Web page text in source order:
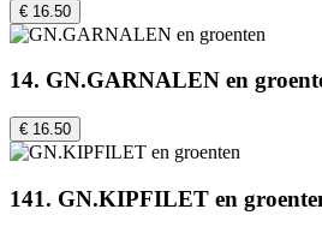
€ 16.50
14. GN.GARNALEN en
€ 16.50
141. GN.KIPFILET en